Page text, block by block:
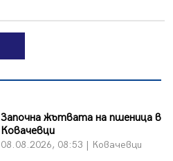
Започна жътвата на пшеница в
Ковачевци
08.08.2026, 08:53 | Ковачевци